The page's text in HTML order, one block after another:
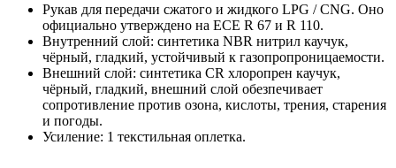
Рукав для передачи сжатого и жидкого LPG / CNG. Оно
официально утверждено на ECE R 67 и R 110.
Внутренний слой: синтетика NBR нитрил каучук,
чёрный, гладкий, устойчивый к газопропроницаемости.
Внешний слой: синтетика CR хлоропрен каучук,
чёрный, гладкий, внешний слой обезпечивает
сопротивление против озона, кислоты, трения, старения
и погоды.
Усиление: 1 текстильная оплетка.